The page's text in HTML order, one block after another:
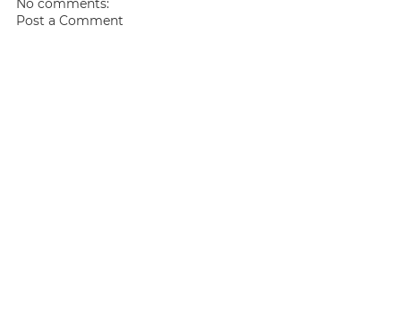
No comments:
Post a Comment